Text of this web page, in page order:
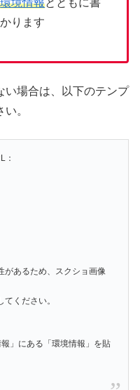
ります
い場合は、以下のテンプ
。
：
あるため、スクショ画像
ください。
」にある「環境情報」を貼